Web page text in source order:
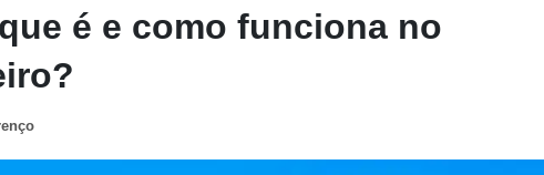
é e como funciona no